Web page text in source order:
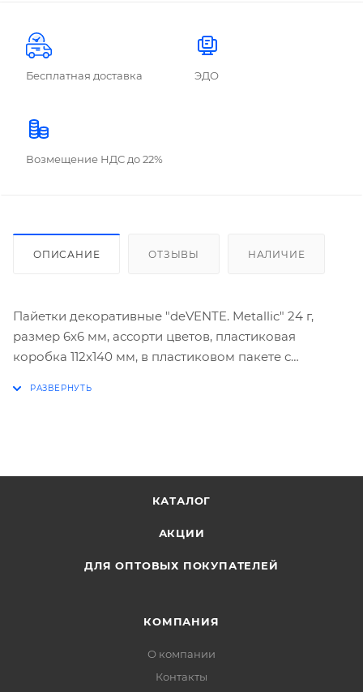
Бесплатная доставка ЭДО
Возмещение НДС до 22%
ОПИСАНИЕ ОТЗЫВЫ НАЛИЧИЕ
Пайетки декоративные "deVENTE. Metallic" 24 г,
размер 6x6 мм, ассорти цветов, пластиковая
коробка 112x140 мм, в пластиковом пакете с
КАТАЛОГ
АКЦИИ
ДЛЯ ОПТОВЫХ ПОКУПАТЕЛЕЙ
КОМПАНИЯ
О компании
Контакты